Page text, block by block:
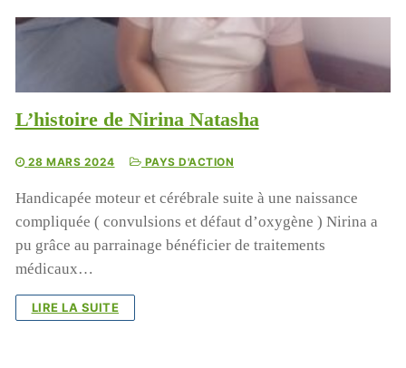
L’histoire de Nirina Natasha
28 MARS 2024 PAYS D'ACTION
Handicapée moteur et cérébrale suite à une naissance
compliquée ( convulsions et défaut d’oxygène ) Nirina a
pu grâce au parrainage bénéficier de traitements
médicaux…
LIRE LA SUITE